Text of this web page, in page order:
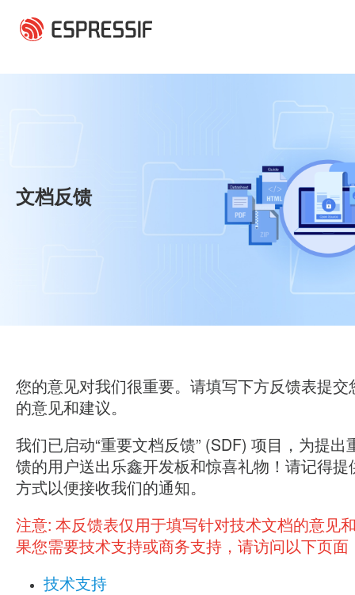
文档反馈
您的意见对我们很重要。请填写下方反馈表提交
的意见和建议。
我们已启动“重要文档反馈” (SDF) 项目，为提出
馈的用户送出乐鑫开发板和惊喜礼物！请记得提
方式以便接收我们的通知。
注意: 本反馈表仅用于填写针对技术文档的意见
果您需要技术支持或商务支持，请访问以下页面
技术支持